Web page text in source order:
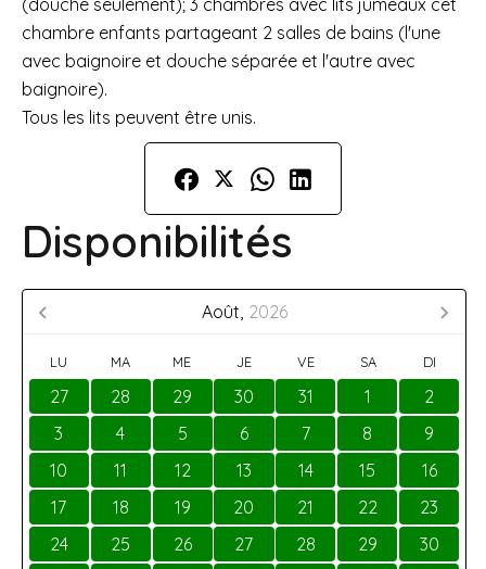
(douche seulement); 3 chambres avec lits jumeaux cet
chambre enfants partageant 2 salles de bains (l'une
avec baignoire et douche séparée et l'autre avec
baignoire).
Tous les lits peuvent être unis.
Disponibilités
Août, 2026
LU MA ME JE VE SA DI
27 28 29 30 31 1
2
3
4 5 6 7 8
9
10
11 12 13 14 15
16
17
18 19 20 21 22
23
24
25 26 27 28 29
30